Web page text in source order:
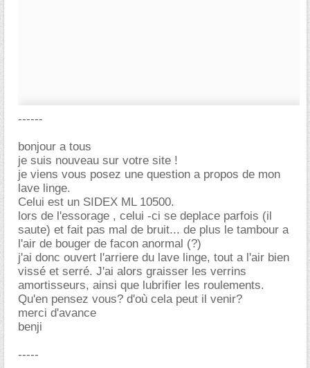
------
bonjour a tous
je suis nouveau sur votre site !
je viens vous posez une question a propos de mon
lave linge.
Celui est un SIDEX ML 10500.
lors de l'essorage , celui -ci se deplace parfois (il
saute) et fait pas mal de bruit... de plus le tambour a
l'air de bouger de facon anormal (?)
j'ai donc ouvert l'arriere du lave linge, tout a l'air bien
vissé et serré. J'ai alors graisser les verrins
amortisseurs, ainsi que lubrifier les roulements.
Qu'en pensez vous? d'où cela peut il venir?
merci d'avance
benji
-----